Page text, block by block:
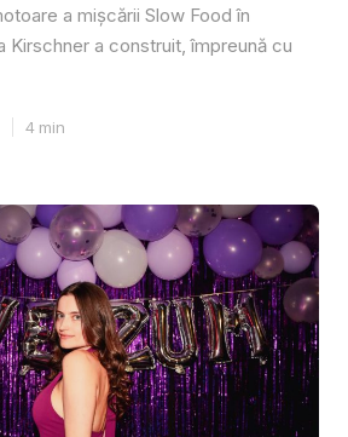
a mișcării Slow Food în
Kirschner a construit, împreună cu
4 min